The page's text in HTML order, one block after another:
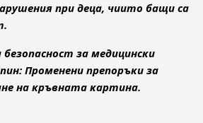
при деца, чиито бащи са
за медицински
Променени препоръки за
на кръвната картина.